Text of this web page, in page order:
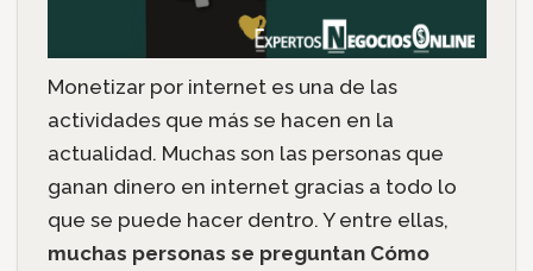
Monetizar por internet es una de las
actividades que más se hacen en la
actualidad. Muchas son las personas que
ganan dinero en internet gracias a todo lo
que se puede hacer dentro. Y entre ellas,
muchas personas se preguntan Cómo